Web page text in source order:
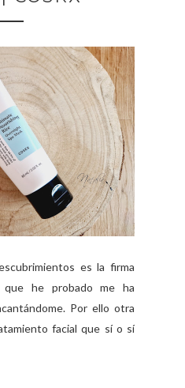
es la firma
que he probado me ha
Por ello otra
facial que sí o sí